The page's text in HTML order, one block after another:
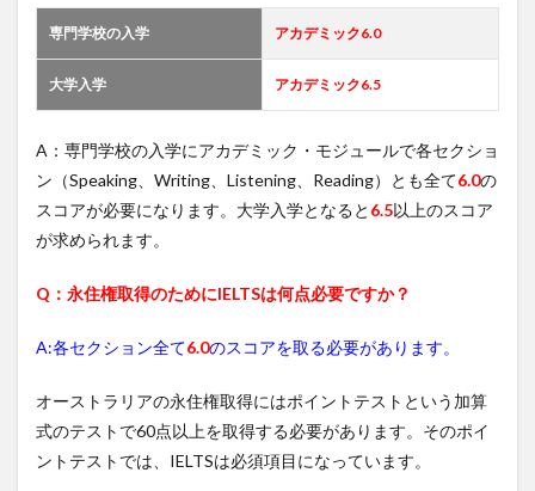
専門学校の入学 アカデミック6.0
大学入学 アカデミック6.5
A：専門学校の入学にアカデミック・モジュールで各セクショ
ン（Speaking、Writing、Listening、Reading）とも全て6.0の
スコアが必要になります。大学入学となると 6.5以上のスコア
が求められます。
Q：永住権取得のためにIELTSは何点必要ですか？
A:各セクション全て6.0のスコアを取る必要があります。
オーストラリアの永住権取得にはポイントテストという加算
式のテストで60点以上を取得する必要があります。そのポイ
ントテストでは、IELTSは必須項目になっています。